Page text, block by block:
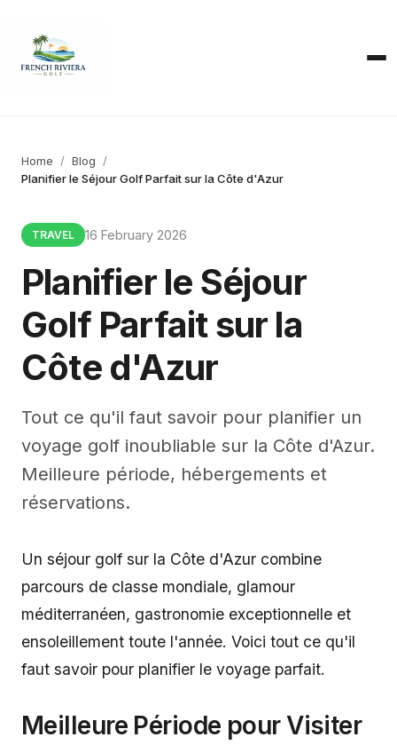
Home
Blog
Planifier le Séjour Golf Parfait sur la Côte d'Azur
TRAVEL 16 February 2026
Planifier le Séjour
Golf Parfait sur la
Côte d'Azur
Tout ce qu'il faut savoir pour planifier un
voyage golf inoubliable sur la Côte d'Azur.
Meilleure période, hébergements et
réservations.
Un séjour golf sur la Côte d'Azur combine
parcours de classe mondiale, glamour
méditerranéen, gastronomie exceptionnelle et
ensoleillement toute l'année. Voici tout ce qu'il
faut savoir pour planifier le voyage parfait.
Meilleure Période pour Visiter